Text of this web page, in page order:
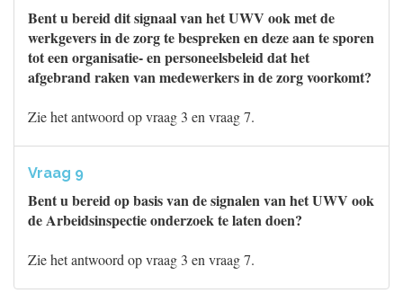
Bent u bereid dit signaal van het UWV ook met de
werkgevers in de zorg te bespreken en deze aan te sporen
tot een organisatie- en personeelsbeleid dat het
afgebrand raken van medewerkers in de zorg voorkomt?
Zie het antwoord op vraag 3 en vraag 7.
Vraag 9
Bent u bereid op basis van de signalen van het UWV ook
de Arbeidsinspectie onderzoek te laten doen?
Zie het antwoord op vraag 3 en vraag 7.